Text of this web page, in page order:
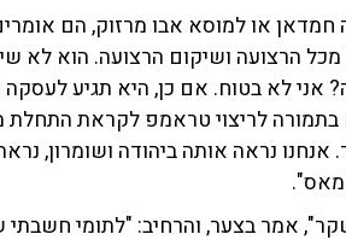
או למוסא אבו מרזוק, הם
הרצועה ושיקום הרצועה. הוא לא
אני לא בטוח. אם כן, היא תגיע
לריצוי טראמפ לקראת
אנחנו נראה אותה ביהודה ושומרון,